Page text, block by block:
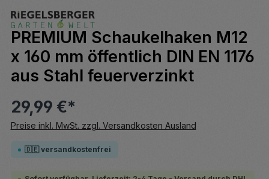
PREMIUM Schaukelhaken M12
x 160 mm öffentlich DIN EN 1176
aus Stahl feuerverzinkt
29,99 €*
Preise inkl. MwSt. zzgl. Versandkosten Ausland
🇩🇪 versandkostenfrei